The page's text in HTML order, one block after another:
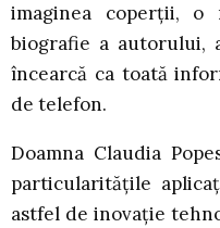
imaginea coperții,
biografie a autorului,
încearcă ca toată
de telefon.
Doamna Claudia
particularitățile
astfel de inovație